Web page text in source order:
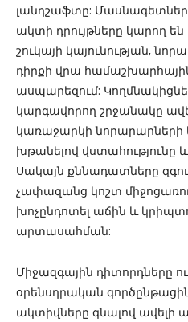
լանդշաֆտը: Մասնագետները
ակտի դրույթները կարող
շուկայի կայունության,
դիրքի վրա
ասպարեզում:
կարգավորող շրջանակը
կառաջարկի նորարարների
խթանելով վստահությունը
Սակայն քննադատները
չափազանց կոշտ
խոչընդոտել աճին և
արտասահման:
Միջազգային դիտորդները
օրենսդրական
ակտիվները գնալով ավելի